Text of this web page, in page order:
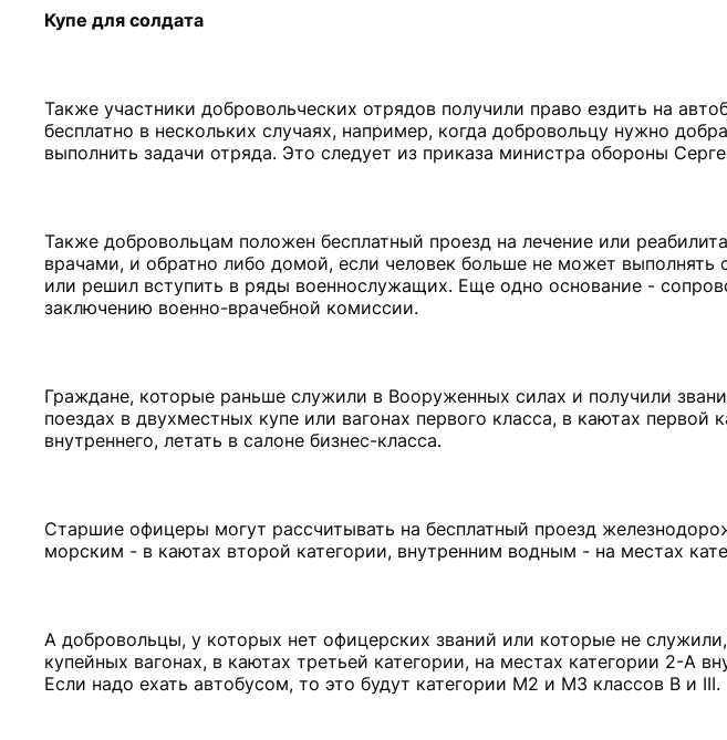
Купе для солдата
Также участники добровольческих отрядов получили право ездить на
бесплатно в нескольких случаях, например, когда добровольцу нужно
выполнить задачи отряда. Это следует из приказа министра обороны
Также добровольцам положен бесплатный проезд на лечение или
врачами, и обратно либо домой, если человек больше не может выполнять
или решил вступить в ряды военнослужащих. Еще одно основание -
заключению военно-врачебной комиссии.
Граждане, которые раньше служили в Вооруженных силах и получили
поездах в двухместных купе или вагонах первого класса, в каютах первой
внутреннего, летать в салоне бизнес-класса.
Старшие офицеры могут рассчитывать на бесплатный проезд
морским - в каютах второй категории, внутренним водным - на местах
А добровольцы, у которых нет офицерских званий или которые не
купейных вагонах, в каютах третьей категории, на местах категории 2-А
Если надо ехать автобусом, то это будут категории М2 и М3 классов В и III.